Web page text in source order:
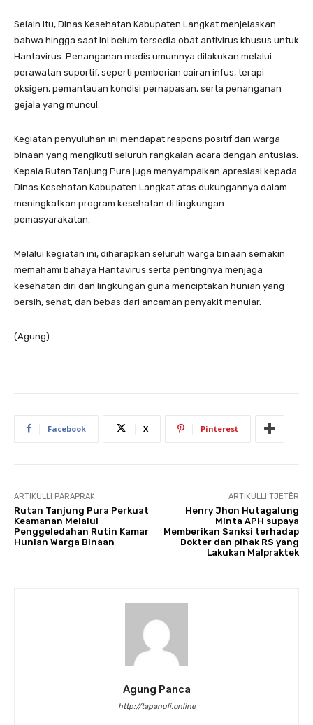
Selain itu, Dinas Kesehatan Kabupaten Langkat menjelaskan
bahwa hingga saat ini belum tersedia obat antivirus khusus untuk
Hantavirus. Penanganan medis umumnya dilakukan melalui
perawatan suportif, seperti pemberian cairan infus, terapi
oksigen, pemantauan kondisi pernapasan, serta penanganan
gejala yang muncul.
Kegiatan penyuluhan ini mendapat respons positif dari warga
binaan yang mengikuti seluruh rangkaian acara dengan antusias.
Kepala Rutan Tanjung Pura juga menyampaikan apresiasi kepada
Dinas Kesehatan Kabupaten Langkat atas dukungannya dalam
meningkatkan program kesehatan di lingkungan
pemasyarakatan.
Melalui kegiatan ini, diharapkan seluruh warga binaan semakin
memahami bahaya Hantavirus serta pentingnya menjaga
kesehatan diri dan lingkungan guna menciptakan hunian yang
bersih, sehat, dan bebas dari ancaman penyakit menular.
(Agung)
Facebook X Pinterest
ARTIKULLI PARAPRAK
Rutan Tanjung Pura Perkuat
Keamanan Melalui
Penggeledahan Rutin Kamar
Hunian Warga Binaan
ARTIKULLI TJETËR
Henry Jhon Hutagalung
Minta APH supaya
Memberikan Sanksi terhadap
Dokter dan pihak RS yang
Lakukan Malpraktek
Agung Panca
http://tapanuli.online